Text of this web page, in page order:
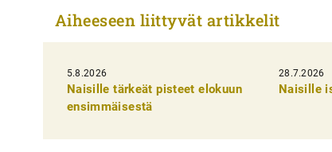
i
k
e
Aiheeseen liittyvät artikkelit
5.8.2026
Naisille tärkeät pisteet elokuun
ensimmäisestä
28.7.2026
Naisille